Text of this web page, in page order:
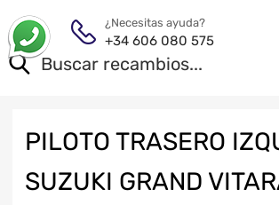
¿Necesitas ayuda?
+34 606 080 575
PILOTO TRASERO
SUZUKI GRAND